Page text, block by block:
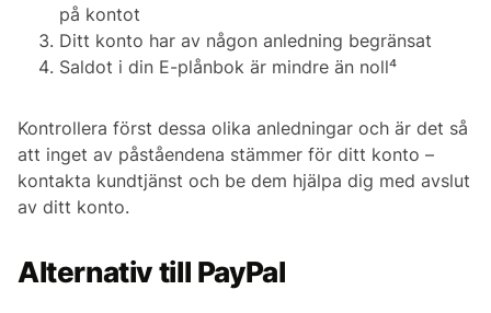
på kontot
Ditt konto har av någon anledning begränsat
Saldot i din E-plånbok är mindre än noll⁴
Kontrollera först dessa olika anledningar och är det så
att inget av påståendena stämmer för ditt konto –
kontakta kundtjänst och be dem hjälpa dig med avslut
av ditt konto.
Alternativ till PayPal